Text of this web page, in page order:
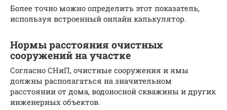
Более точно можно определить этот показатель,
используя встроенный онлайн калькулятор.
Нормы расстояния очистных
сооружений на участке
Согласно СНиП, очистные сооружения и ямы
должны располагаться на значительном
расстоянии от дома, водоносной скважины и других
инженерных объектов.